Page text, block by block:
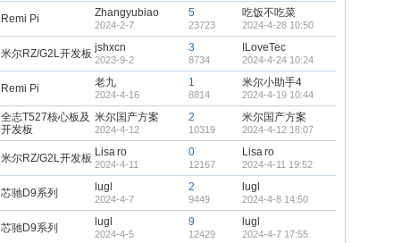
Remi Pi Zhangyubiao
2024-2-7
5
23723
吃饭不吃菜
2024-4-28 10:50
米尔RZ/G2L开发板 jshxcn
2023-9-2
3
8734
ILoveTec
2024-4-24 10:24
Remi Pi 老九
2024-4-16
1
8814
米尔小助手4
2024-4-19 10:44
全志T527核心板及
开发板
米尔国产方案
2024-4-12
2
10319
米尔国产方案
2024-4-12 18:07
米尔RZ/G2L开发板 Lisa ro
2024-4-11
0
12167
Lisa ro
2024-4-11 19:52
芯驰D9系列 lugl
2024-4-7
2
9449
lugl
2024-4-8 14:50
芯驰D9系列 lugl
2024-4-5
9
12429
lugl
2024-4-7 17:55